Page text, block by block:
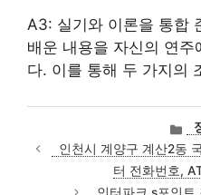
A3: 실기와 이론을 통합
배운 내용을 자신의 연
다. 이를 통해 두 가지의
카
테
고
리
인천시 계양구 계산2동
터 전화번호,